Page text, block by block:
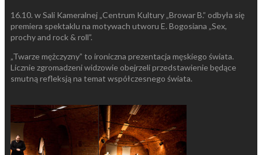
16.10. w Sali Kameralnej „Centrum Kultury „Browar B.” odbyła się
premiera spektaklu na motywach utworu E. Bogosiana „Sex,
prochy and rock & roll”.
„Twarze mężczyzny” to ironiczna prezentacja męskiego świata.
Licznie zgromadzeni widzowie obejrzeli przedstawienie będące
smutną refleksją na temat współczesnego świata.